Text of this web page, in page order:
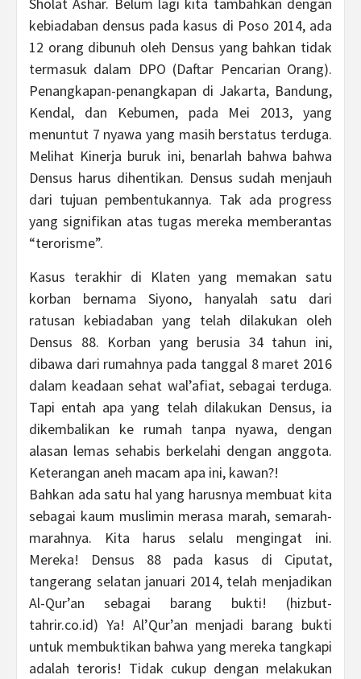
kebiadaban densus pada kasus di Poso 2014, ada
12 orang dibunuh oleh Densus yang bahkan tidak
termasuk dalam DPO (Daftar Pencarian Orang).
Penangkapan-penangkapan di Jakarta, Bandung,
Kendal, dan Kebumen, pada Mei 2013, yang
menuntut 7 nyawa yang masih berstatus terduga.
Melihat Kinerja buruk ini, benarlah bahwa bahwa
Densus harus dihentikan. Densus sudah menjauh
dari tujuan pembentukannya. Tak ada progress
yang signifikan atas tugas mereka memberantas
“terorisme”.
Kasus terakhir di Klaten yang memakan satu
korban bernama Siyono, hanyalah satu dari
ratusan kebiadaban yang telah dilakukan oleh
Densus 88. Korban yang berusia 34 tahun ini,
dibawa dari rumahnya pada tanggal 8 maret 2016
dalam keadaan sehat wal’afiat, sebagai terduga.
Tapi entah apa yang telah dilakukan Densus, ia
dikembalikan ke rumah tanpa nyawa, dengan
alasan lemas sehabis berkelahi dengan anggota.
Keterangan aneh macam apa ini, kawan?!
Bahkan ada satu hal yang harusnya membuat kita
sebagai kaum muslimin merasa marah, semarah-
marahnya. Kita harus selalu mengingat ini.
Mereka! Densus 88 pada kasus di Ciputat,
tangerang selatan januari 2014, telah menjadikan
Al-Qur’an sebagai barang bukti! (hizbut-
tahrir.co.id) Ya! Al’Qur’an menjadi barang bukti
untuk membuktikan bahwa yang mereka tangkapi
adalah teroris! Tidak cukup dengan melakukan